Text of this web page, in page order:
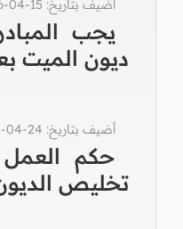
أضيف بتاريخ: 15-04-2026
يجب
ديون الميت
أضيف بتاريخ: 24-04-2025
حكم
تخليص